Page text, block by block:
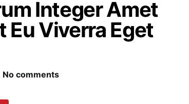
Integer Amet
Eu Viverra Eget
No comments